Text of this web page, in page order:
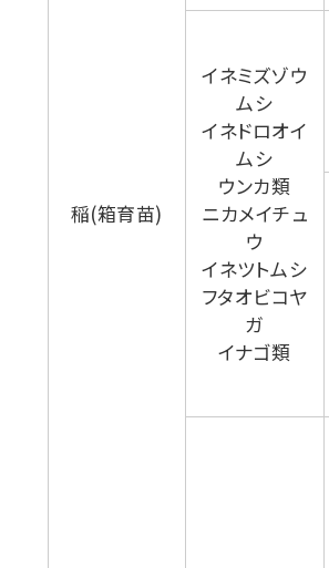
稲(箱育苗)
イネミズゾウ
ムシ
イネドロオイ
ムシ
ウンカ類
ニカメイチュ
ウ
イネツトムシ
フタオビコヤ
ガ
イナゴ類